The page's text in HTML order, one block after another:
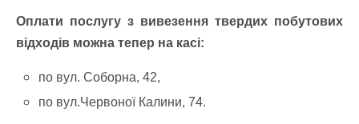
Оплати послугу з вивезення твердих побутових
відходів можна тепер на касі:
по вул. Соборна, 42,
по вул.Червоної Калини, 74.